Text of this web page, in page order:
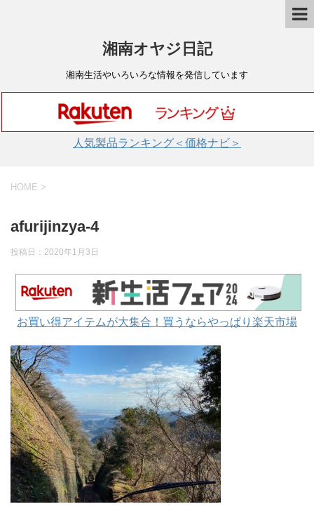
湘南オヤジ日記
湘南生活やいろいろな情報を発信しています
人気製品ランキング＜価格ナビ＞
HOME >
afurijinzya-4
投稿日： 2020年1月3日
お買い得アイテムが大集合！買うならやっぱり楽天市場